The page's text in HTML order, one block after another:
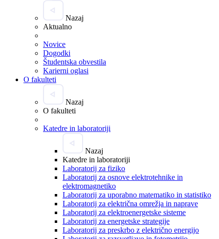
Nazaj
Aktualno
Novice
Dogodki
Študentska obvestila
Karierni oglasi
O fakulteti
Nazaj
O fakulteti
Katedre in laboratoriji
Nazaj
Katedre in laboratoriji
Laboratorij za fiziko
Laboratorij za osnove elektrotehnike in
elektromagnetiko
Laboratorij za uporabno matematiko in statistiko
Laboratorij za električna omrežja in naprave
Laboratorij za elektroenergetske sisteme
Laboratorij za energetske strategije
Laboratorij za preskrbo z električno energijo